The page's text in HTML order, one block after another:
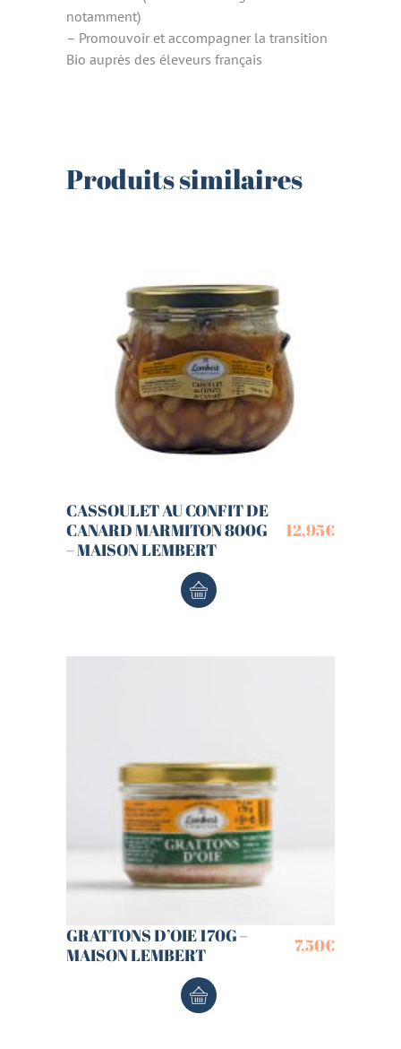
notamment)
– Promouvoir et accompagner la transition
Bio auprès des éleveurs français
Produits similaires
CASSOULET AU CONFIT DE
CANARD MARMITON 800G
– MAISON LEMBERT
12,95€
GRATTONS D’OIE 170G –
MAISON LEMBERT
7,50€